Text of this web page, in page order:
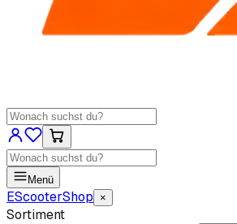
Menü
EScooterShop ×
Sortiment